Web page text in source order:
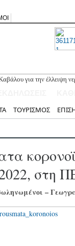
για την έλλειψη
στον Άγιο
ΤΟΥΡΙΣΜΟΣ
στη
–